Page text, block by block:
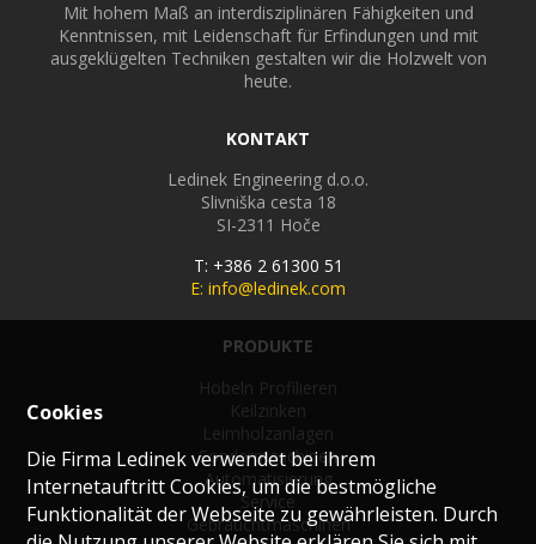
Cookies
Die Firma Ledinek verwendet bei ihrem
Internetauftritt Cookies, um die bestmögliche
Funktionalität der Webseite zu gewährleisten. Durch
Mit hohem Maß an interdisziplinären Fähigkeiten und
Kenntnissen, mit Leidenschaft für Erfindungen und mit
ausgeklügelten Techniken gestalten wir die Holzwelt von
heute.
KONTAKT
Ledinek Engineering d.o.o.
Slivniška cesta 18
SI-2311 Hoče
T: +386 2 61300 51
E: info@ledinek.com
PRODUKTE
Hobeln Profilieren
Keilzinken
Leimholzanlagen
Sondermaschinen
Automatisierung
Service
Gebrauchtmaschinen